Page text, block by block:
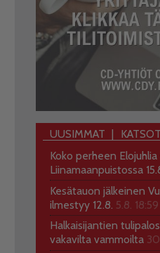
UUSIMMAT
Koko perheen
Liinamaanpuistossa
Kesätauon jälkeinen
ilmestyy 12.8. 5.8. 18:59
Halkaisijantien
vakavilta vammoilta